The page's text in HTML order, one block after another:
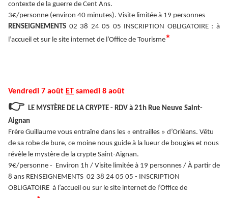
contexte de la guerre de Cent Ans.
3€/personne (environ 40 minutes). Visite limitée à 19 personnes
RENSEIGNEMENTS 02 38 24 05 05 INSCRIPTION OBLIGATOIRE : à
l’accueil et sur le site internet de l’Office de Tourisme*
Vendredi 7 août ET samedi 8 août
👉 LE MYSTÈRE DE LA CRYPTE - RDV à 21h Rue Neuve Saint-
Aignan
Frère Guillaume vous entraîne dans les « entrailles » d’Orléans. Vêtu
de sa robe de bure, ce moine nous guide à la lueur de bougies et nous
révèle le mystère de la crypte Saint-Aignan.
9€/personne - Environ 1h / Visite limitée à 19 personnes / À partir de
8 ans RENSEIGNEMENTS 02 38 24 05 05 - INSCRIPTION
OBLIGATOIRE à l’accueil ou sur le site internet de l’Office de